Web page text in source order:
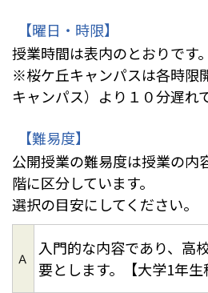
【曜日・時限】
授業時間は表内のとおりです。
※桜ケ丘キャンパスは各時限
キャンパス）より１０分遅れ
【難易度】
公開授業の難易度は授業の内
階に区分しています。
選択の目安にしてください。
Ａ
入門的な内容であり、高
要とします。【大学1年生